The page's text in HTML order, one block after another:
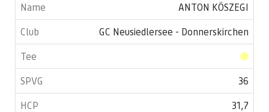
ANTON KÖSZEGI
GC Neusiedlersee - Donnerskirchen
36
31,7